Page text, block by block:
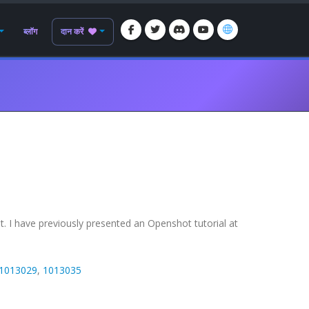
ब्लॉग दान करें
I have previously presented an Openshot tutorial at
, 1013035